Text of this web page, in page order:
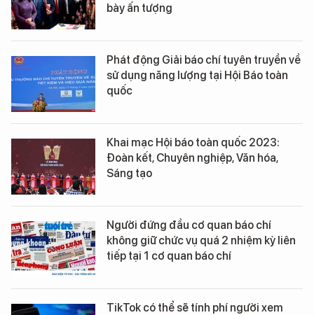
bày ấn tượng
Phát động Giải báo chí tuyên truyền về
sử dụng năng lượng tại Hội Báo toàn
quốc
Khai mạc Hội báo toàn quốc 2023:
Đoàn kết, Chuyên nghiệp, Văn hóa,
Sáng tạo
Người đứng đầu cơ quan báo chí
không giữ chức vụ quá 2 nhiệm kỳ liên
tiếp tại 1 cơ quan báo chí
TikTok có thể sẽ tính phí người xem